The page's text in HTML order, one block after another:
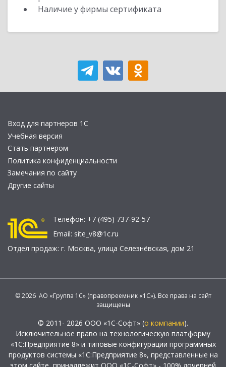
Наличие у фирмы сертификата
Вход для партнеров 1С
Учебная версия
Стать партнером
Политика конфиденциальности
Замечания по сайту
Другие сайты
Телефон: +7 (495) 737-92-57
Email: site_v8@1c.ru
Отдел продаж: г. Москва, улица Селезнёвская, дом 21
© 2026 АО «Группа 1С» (правопреемник «1С»). Все права на сайт
защищены
© 2011- 2026 ООО «1С-Софт» (о компании).
Исключительное право на технологическую платформу
«1С:Предприятие 8» и типовые конфигурации программных
продуктов системы «1С:Предприятие 8», представленные на